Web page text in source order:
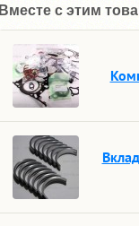
Вместе с этим